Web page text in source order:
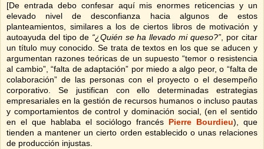
[De entrada debo confesar aquí mis enormes reticencias y un
elevado nivel de desconfianza hacia algunos de estos
planteamientos, similares a los de ciertos libros de motivación y
autoayuda del tipo de “¿Quién se ha llevado mi queso?” , por citar
un título muy conocido. Se trata de textos en los que se aducen y
argumentan razones teóricas de un supuesto “temor o resistencia
al cambio”, “falta de adaptación” por miedo a algo peor, o “falta de
colaboración” de las personas con el proyecto o el desempeño
corporativo. Se justifican con ello determinadas estrategias
empresariales en la gestión de recursos humanos o incluso pautas
y comportamientos de control y dominación social, (en el sentido
en el que hablaba el sociólogo francés Pierre Bourdieu), que
tienden a mantener un cierto orden establecido o unas relaciones
de producción injustas.